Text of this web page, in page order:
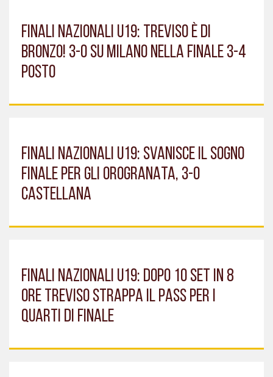
FINALI NAZIONALI U19: TREVISO È DI
BRONZO! 3-0 SU MILANO NELLA FINALE 3-4
POSTO
FINALI NAZIONALI U19: SVANISCE IL SOGNO
FINALE PER GLI OROGRANATA, 3-0
CASTELLANA
FINALI NAZIONALI U19: DOPO 10 SET IN 8
ORE TREVISO STRAPPA IL PASS PER I
QUARTI DI FINALE